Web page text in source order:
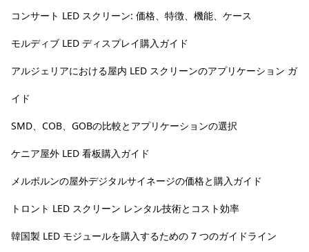
コンサート LED スクリーン: 価格、特徴、機能、ケース
モルディブ LED ディスプレイ購入ガイド
アルジェリアにおける屋内 LED スクリーンのアプリケーション ガ
イド
SMD、COB、GOBの比較とアプリケーションの選択
ケニア屋外 LED 看板購入ガイド
メルボルンの屋外デジタルサイネージの価格と購入ガイド
トロント LED スクリーン レンタル技術とコスト効率
韓国製 LED モジュールを購入するための 7 つのガイドライン